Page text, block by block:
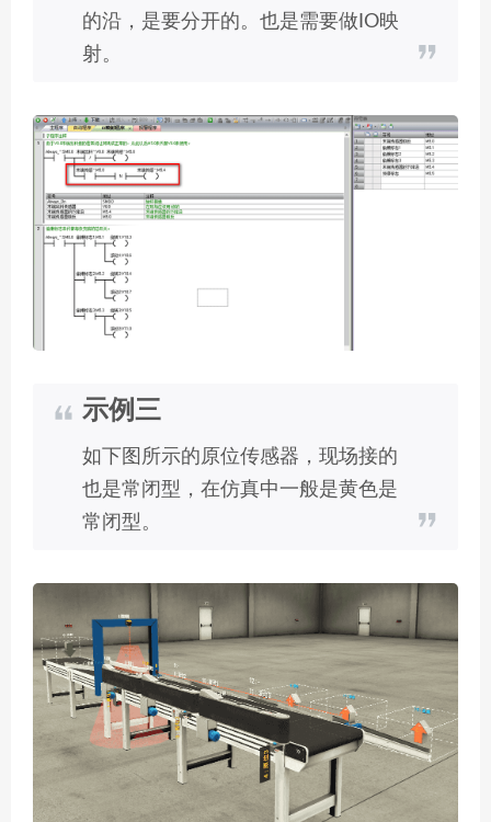
的沿，是要分开的。也是需要做IO映
射。
示例三
如下图所示的原位传感器，现场接的
也是常闭型，在仿真中一般是黄色是
常闭型。